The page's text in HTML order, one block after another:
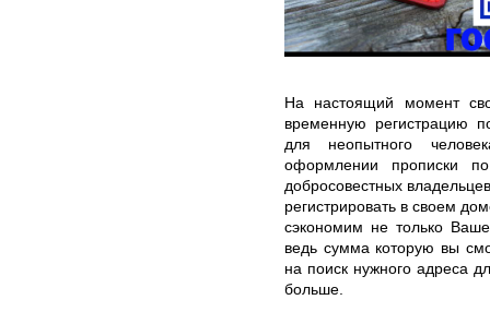
На настоящий момент
временную регистрацию
для неопытного
оформлении прописки
добросовестных
регистрировать в своем
сэкономим не только
ведь сумма которую вы
на поиск нужного адреса
больше.